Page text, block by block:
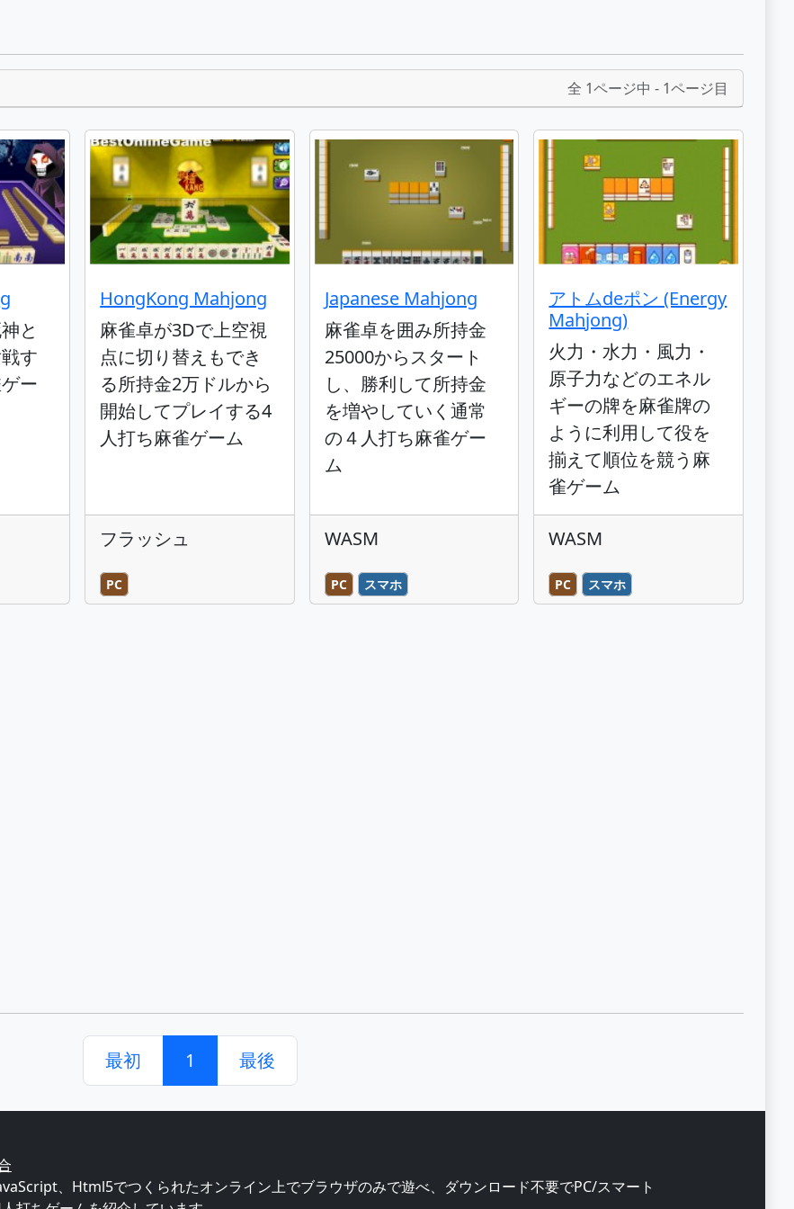
全 1ページ中 - 1ページ目
と
す
ー
HongKong Mahjong
麻雀卓が3Dで上空視
点に切り替えもでき
る所持金2万ドルから
開始してプレイする4
人打ち麻雀ゲーム
フラッシュ
PC
Japanese Mahjong
麻雀卓を囲み所持金
25000からスタート
し、勝利して所持金
を増やしていく通常
の４人打ち麻雀ゲー
ム
WASM
PC スマホ
アトムdeポン (Energy
Mahjong)
火力・水力・風力・
原子力などのエネル
ギーの牌を麻雀牌の
ように利用して役を
揃えて順位を競う麻
雀ゲーム
WASM
PC スマホ
最初 1 最後
、Html5でつくられたオンライン上でブラウザのみで遊べ、ダウンロード不要でPC/スマート